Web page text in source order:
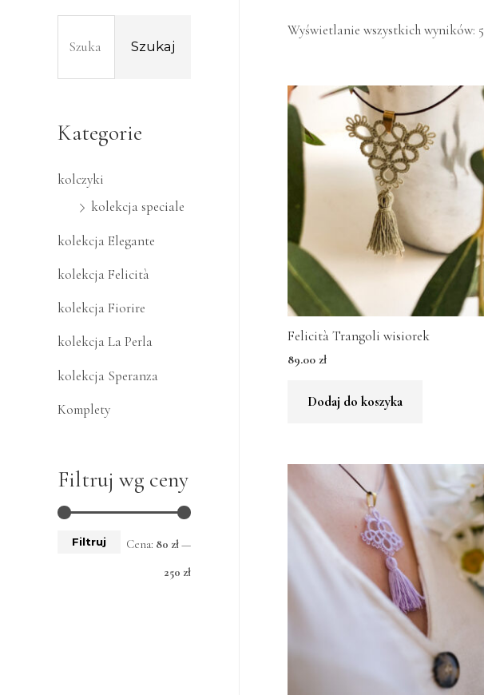
Szukaj
Kategorie
kolczyki
kolekcja speciale
kolekcja Elegante
kolekcja Felicità
kolekcja Fiorire
kolekcja La Perla
kolekcja Speranza
Komplety
Filtruj wg ceny
Filtruj Cena: 80 zł—
250 zł
Wyświetlanie wszystkich wyników: 5
Felicità Trangoli wisiorek
89.00 zł
Dodaj do koszyka